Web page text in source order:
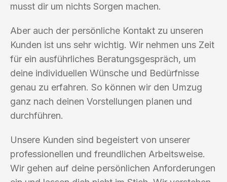
musst dir um nichts Sorgen machen.
Aber auch der persönliche Kontakt zu unseren
Kunden ist uns sehr wichtig. Wir nehmen uns Zeit
für ein ausführliches Beratungsgespräch, um
deine individuellen Wünsche und Bedürfnisse
genau zu erfahren. So können wir den Umzug
ganz nach deinen Vorstellungen planen und
durchführen.
Unsere Kunden sind begeistert von unserer
professionellen und freundlichen Arbeitsweise.
Wir gehen auf deine persönlichen Anforderungen